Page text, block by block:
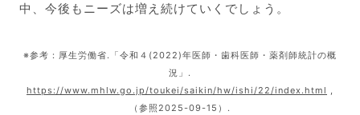
中、今後もニーズは増え続けていくでしょう。
※参考：厚生労働省.「令和４(2022)年医師・歯科医師・薬剤師統計の概
況」.
https://www.mhlw.go.jp/toukei/saikin/hw/ishi/22/index.html ,
（参照2025-09-15）.